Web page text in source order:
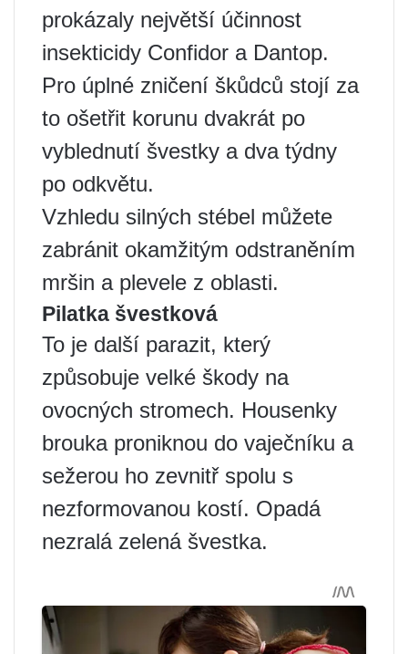
prokázaly největší účinnost
insekticidy Confidor a Dantop.
Pro úplné zničení škůdců stojí za
to ošetřit korunu dvakrát po
vyblednutí švestky a dva týdny
po odkvětu.
Vzhledu silných stébel můžete
zabránit okamžitým odstraněním
mršin a plevele z oblasti.
Pilatka švestková
To je další parazit, který
způsobuje velké škody na
ovocných stromech. Housenky
brouka proniknou do vaječníku a
sežerou ho zevnitř spolu s
nezformovanou kostí. Opadá
nezralá zelená švestka.